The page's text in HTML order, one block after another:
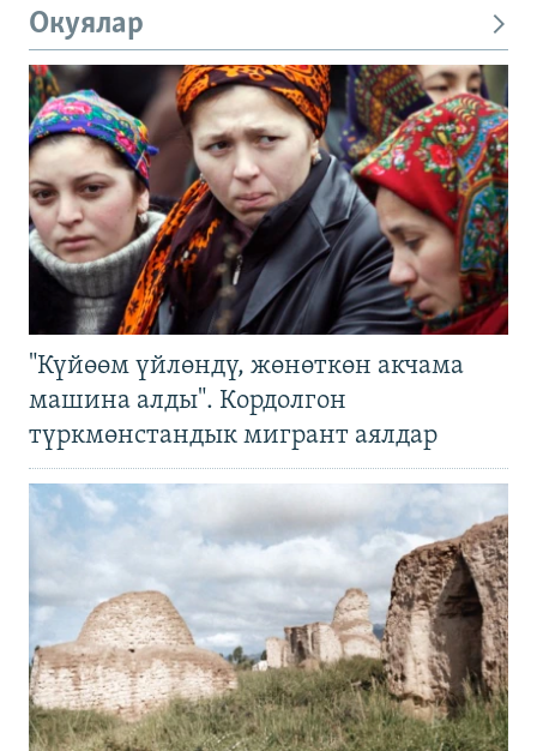
Окуялар
"Күйөөм үйлөндү, жөнөткөн акчама
машина алды". Кордолгон
түркмөнстандык мигрант аялдар